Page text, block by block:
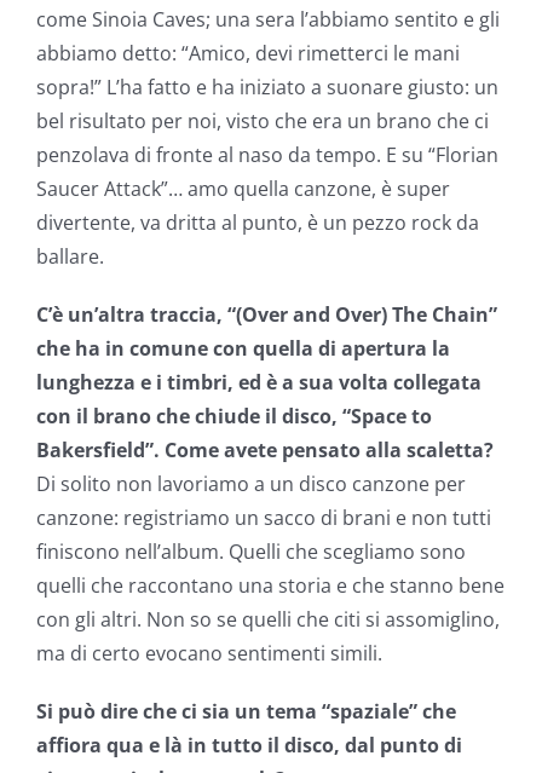
come Sinoia Caves; una sera l’abbiamo sentito e gli
abbiamo detto: “Amico, devi rimetterci le mani
sopra!” L’ha fatto e ha iniziato a suonare giusto: un
bel risultato per noi, visto che era un brano che ci
penzolava di fronte al naso da tempo. E su “Florian
Saucer Attack”… amo quella canzone, è super
divertente, va dritta al punto, è un pezzo rock da
ballare.
C’è un’altra traccia, “(Over and Over) The Chain”
che ha in comune con quella di apertura la
lunghezza e i timbri, ed è a sua volta collegata
con il brano che chiude il disco, “Space to
Bakersfield”. Come avete pensato alla scaletta?
Di solito non lavoriamo a un disco canzone per
canzone: registriamo un sacco di brani e non tutti
finiscono nell’album. Quelli che scegliamo sono
quelli che raccontano una storia e che stanno bene
con gli altri. Non so se quelli che citi si assomiglino,
ma di certo evocano sentimenti simili.
Si può dire che ci sia un tema “spaziale” che
affiora qua e là in tutto il disco, dal punto di